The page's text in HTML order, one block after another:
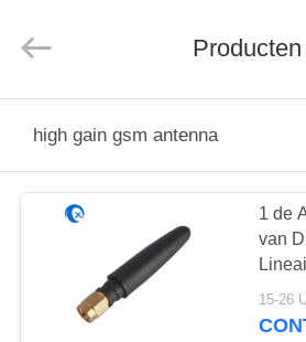
PRODUCTEN
ONGEVEER
Co.,
Reserved.
Producten
high gain gsm antenna
1 de
van
SMA
15-26